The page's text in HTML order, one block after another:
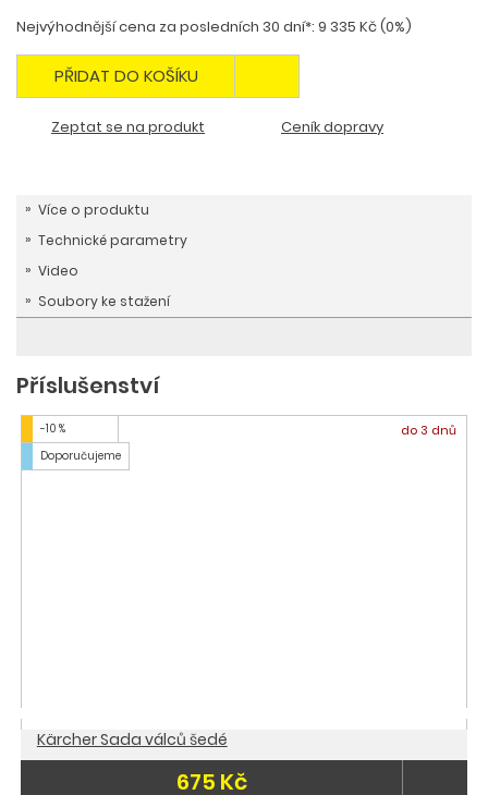
Nejvýhodnější cena za posledních 30 dní*: 9 335 Kč (0%)
PŘIDAT DO KOŠÍKU
Zeptat se na produkt Ceník dopravy
Více o produktu
Technické parametry
Video
Soubory ke stažení
Příslušenství
-10 %
Doporučujeme
do 3 dnů
Kärcher Sada válců šedé
675 Kč